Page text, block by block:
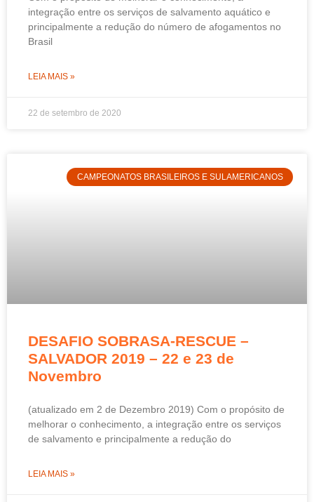
integração entre os serviços de salvamento aquático e
principalmente a redução do número de afogamentos no
Brasil
LEIA MAIS »
22 de setembro de 2020
CAMPEONATOS BRASILEIROS E SULAMERICANOS
DESAFIO SOBRASA-RESCUE –
SALVADOR 2019 – 22 e 23 de
Novembro
(atualizado em 2 de Dezembro 2019) Com o propósito de
melhorar o conhecimento, a integração entre os serviços
de salvamento e principalmente a redução do
LEIA MAIS »